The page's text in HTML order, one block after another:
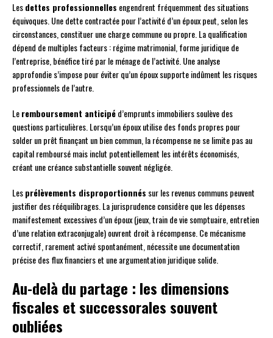
Lesdettes professionnelles engendrent fréquemment des situations
équivoques. Une dette contractée pour l’activité d’un époux peut, selon les
circonstances, constituer une charge commune ou propre. La qualification
dépend de multiples facteurs : régime matrimonial, forme juridique de
l’entreprise, bénéfice tiré par le ménage de l’activité. Une analyse
approfondie s’impose pour éviter qu’un époux supporte indûment les risques
professionnels de l’autre.
Leremboursement anticipéd’emprunts immobiliers soulève des
questions particulières. Lorsqu’un époux utilise des fonds propres pour
solder un prêt finançant un bien commun, la récompense ne se limite pas au
capital remboursé mais inclut potentiellement les intérêts économisés,
créant une créance substantielle souvent négligée.
Lesprélèvements disproportionnés sur les revenus communs peuvent
justifier des rééquilibrages. La jurisprudence considère que les dépenses
manifestement excessives d’un époux (jeux, train de vie somptuaire, entretien
d’une relation extraconjugale) ouvrent droit à récompense. Ce mécanisme
correctif, rarement activé spontanément, nécessite une documentation
précise des flux financiers et une argumentation juridique solide.
Au-delà du partage : les dimensions
fiscales et successorales souvent
oubliées